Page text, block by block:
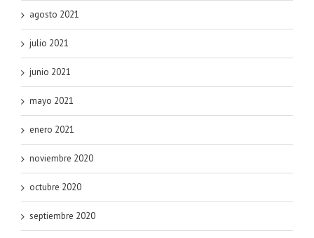
agosto 2021
julio 2021
junio 2021
mayo 2021
enero 2021
noviembre 2020
octubre 2020
septiembre 2020